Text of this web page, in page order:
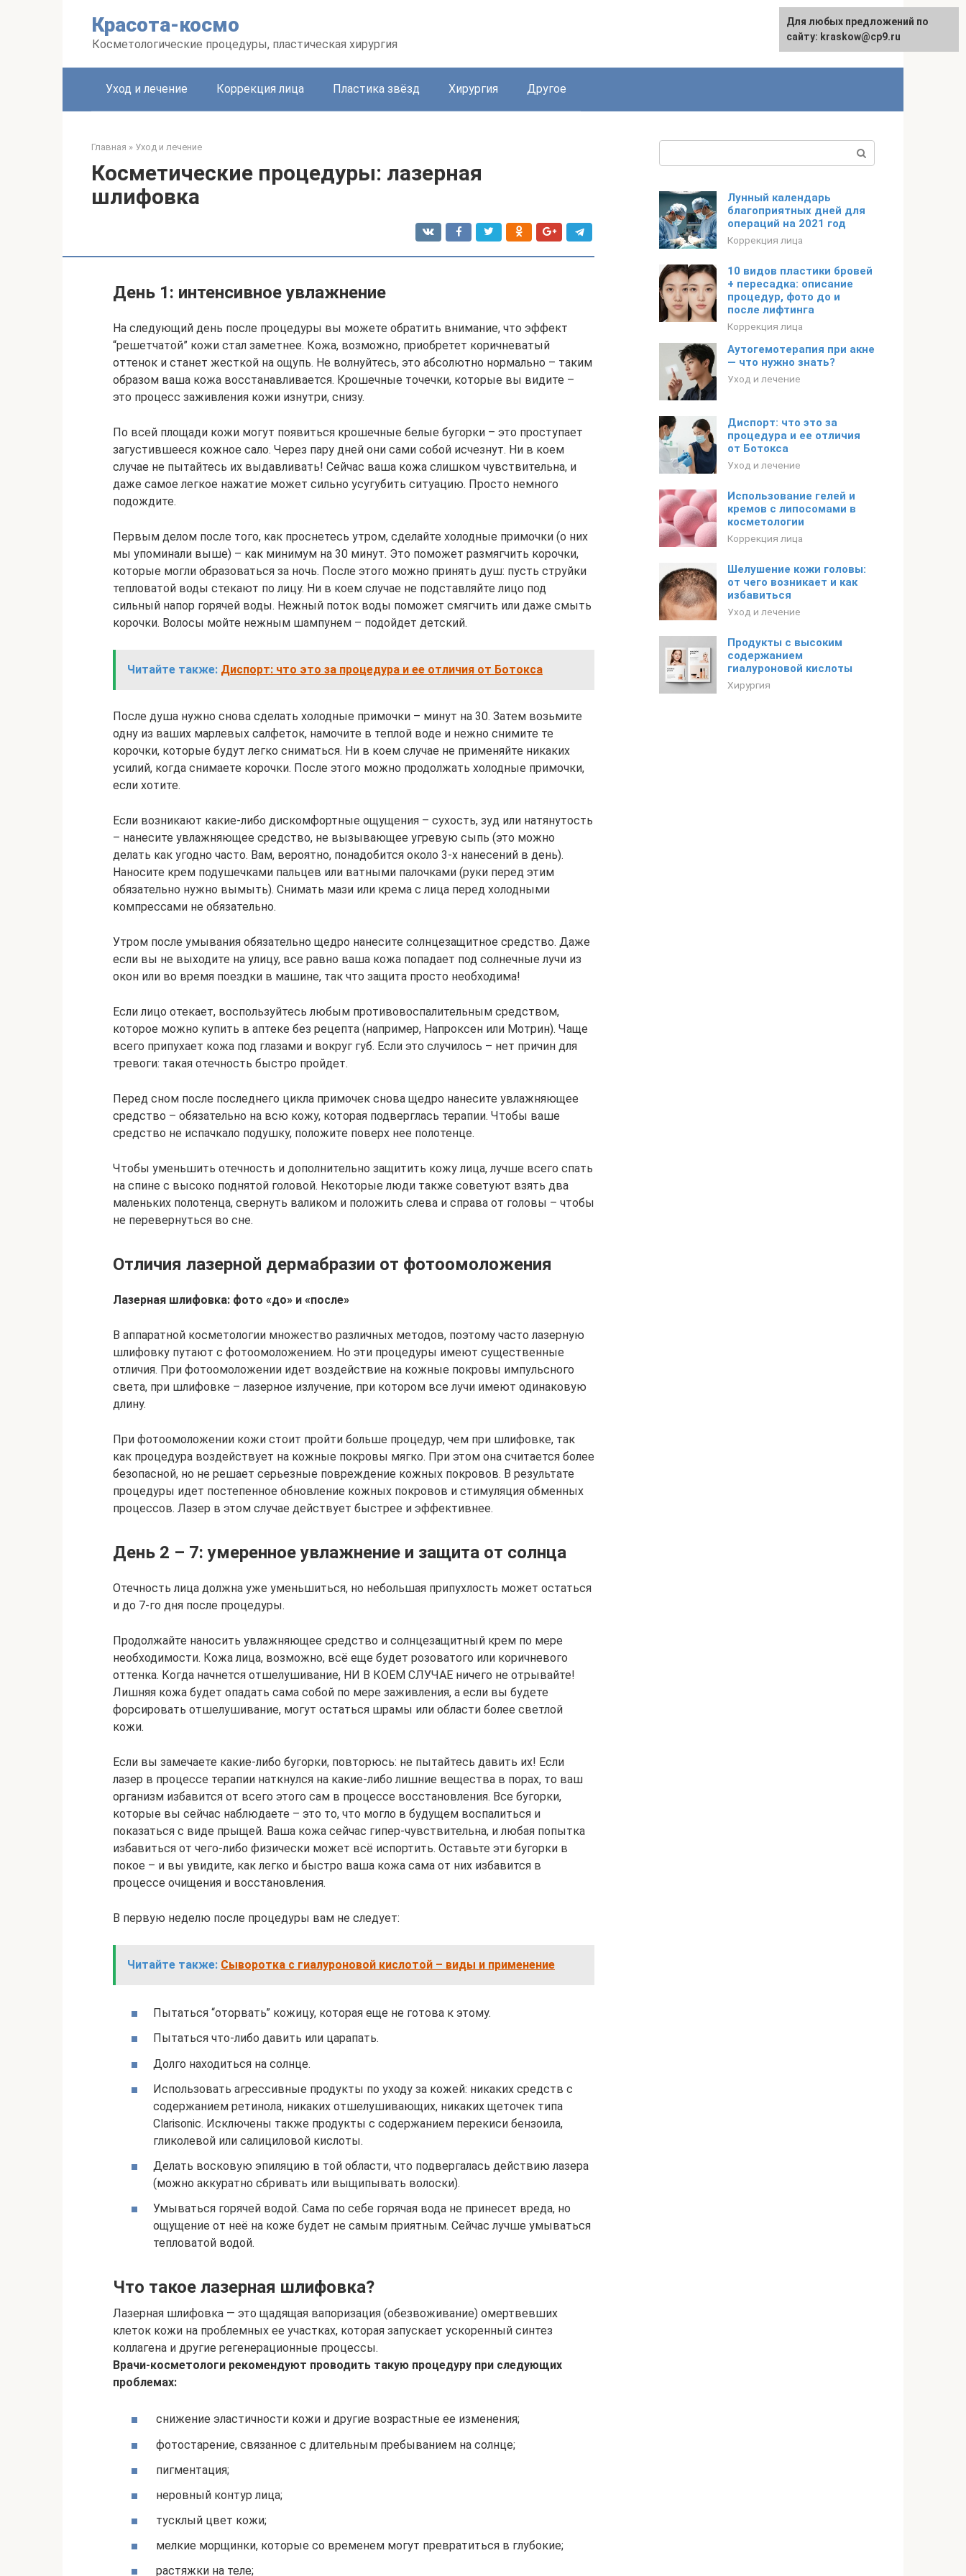
Красота-космо
Косметологические процедуры, пластическая хирургия
Уход и лечение Коррекция лица Пластика звёзд Хирургия Другое
Главная » Уход и лечение
Косметические процедуры: лазерная
шлифовка
День 1: интенсивное увлажнение
На следующий день после процедуры вы можете обратить внимание, что эффект
“решетчатой” кожи стал заметнее. Кожа, возможно, приобретет коричневатый
оттенок и станет жесткой на ощупь. Не волнуйтесь, это абсолютно нормально – таким
образом ваша кожа восстанавливается. Крошечные точечки, которые вы видите –
это процесс заживления кожи изнутри, снизу.
По всей площади кожи могут появиться крошечные белые бугорки – это проступает
загустившееся кожное сало. Через пару дней они сами собой исчезнут. Ни в коем
случае не пытайтесь их выдавливать! Сейчас ваша кожа слишком чувствительна, и
даже самое легкое нажатие может сильно усугубить ситуацию. Просто немного
подождите.
Первым делом после того, как проснетесь утром, сделайте холодные примочки (о них
мы упоминали выше) – как минимум на 30 минут. Это поможет размягчить корочки,
которые могли образоваться за ночь. После этого можно принять душ: пусть струйки
тепловатой воды стекают по лицу. Ни в коем случае не подставляйте лицо под
сильный напор горячей воды. Нежный поток воды поможет смягчить или даже смыть
корочки. Волосы мойте нежным шампунем – подойдет детский.
Читайте также: Диспорт: что это за процедура и ее отличия от Ботокса
После душа нужно снова сделать холодные примочки – минут на 30. Затем возьмите
одну из ваших марлевых салфеток, намочите в теплой воде и нежно снимите те
корочки, которые будут легко сниматься. Ни в коем случае не применяйте никаких
усилий, когда снимаете корочки. После этого можно продолжать холодные примочки,
если хотите.
Если возникают какие-либо дискомфортные ощущения – сухость, зуд или натянутость
– нанесите увлажняющее средство, не вызывающее угревую сыпь (это можно
делать как угодно часто. Вам, вероятно, понадобится около 3-х нанесений в день).
Наносите крем подушечками пальцев или ватными палочками (руки перед этим
обязательно нужно вымыть). Снимать мази или крема с лица перед холодными
компрессами не обязательно.
Утром после умывания обязательно щедро нанесите солнцезащитное средство. Даже
если вы не выходите на улицу, все равно ваша кожа попадает под солнечные лучи из
окон или во время поездки в машине, так что защита просто необходима!
Если лицо отекает, воспользуйтесь любым противовоспалительным средством,
которое можно купить в аптеке без рецепта (например, Напроксен или Мотрин). Чаще
всего припухает кожа под глазами и вокруг губ. Если это случилось – нет причин для
тревоги: такая отечность быстро пройдет.
Перед сном после последнего цикла примочек снова щедро нанесите увлажняющее
средство – обязательно на всю кожу, которая подверглась терапии. Чтобы ваше
средство не испачкало подушку, положите поверх нее полотенце.
Чтобы уменьшить отечность и дополнительно защитить кожу лица, лучше всего спать
на спине с высоко поднятой головой. Некоторые люди также советуют взять два
маленьких полотенца, свернуть валиком и положить слева и справа от головы – чтобы
не перевернуться во сне.
Отличия лазерной дермабразии от фотоомоложения
Лазерная шлифовка: фото «до» и «после»
В аппаратной косметологии множество различных методов, поэтому часто лазерную
шлифовку путают с фотоомоложением. Но эти процедуры имеют существенные
отличия. При фотоомоложении идет воздействие на кожные покровы импульсного
света, при шлифовке – лазерное излучение, при котором все лучи имеют одинаковую
длину.
При фотоомоложении кожи стоит пройти больше процедур, чем при шлифовке, так
как процедура воздействует на кожные покровы мягко. При этом она считается более
безопасной, но не решает серьезные повреждение кожных покровов. В результате
процедуры идет постепенное обновление кожных покровов и стимуляция обменных
процессов. Лазер в этом случае действует быстрее и эффективнее.
День 2 – 7: умеренное увлажнение и защита от солнца
Отечность лица должна уже уменьшиться, но небольшая припухлость может остаться
и до 7-го дня после процедуры.
Продолжайте наносить увлажняющее средство и солнцезащитный крем по мере
необходимости. Кожа лица, возможно, всё еще будет розоватого или коричневого
оттенка. Когда начнется отшелушивание, НИ В КОЕМ СЛУЧАЕ ничего не отрывайте!
Лишняя кожа будет опадать сама собой по мере заживления, а если вы будете
форсировать отшелушивание, могут остаться шрамы или области более светлой
кожи.
Если вы замечаете какие-либо бугорки, повторюсь: не пытайтесь давить их! Если
лазер в процессе терапии наткнулся на какие-либо лишние вещества в порах, то ваш
организм избавится от всего этого сам в процессе восстановления. Все бугорки,
которые вы сейчас наблюдаете – это то, что могло в будущем воспалиться и
показаться с виде прыщей. Ваша кожа сейчас гипер-чувствительна, и любая попытка
избавиться от чего-либо физически может всё испортить. Оставьте эти бугорки в
покое – и вы увидите, как легко и быстро ваша кожа сама от них избавится в
процессе очищения и восстановления.
В первую неделю после процедуры вам не следует:
Читайте также: Сыворотка с гиалуроновой кислотой – виды и применение
Пытаться “оторвать” кожицу, которая еще не готова к этому.
Пытаться что-либо давить или царапать.
Долго находиться на солнце.
Использовать агрессивные продукты по уходу за кожей: никаких средств с
содержанием ретинола, никаких отшелушивающих, никаких щеточек типа
Clarisonic. Исключены также продукты с содержанием перекиси бензоила,
гликолевой или салициловой кислоты.
Делать восковую эпиляцию в той области, что подвергалась действию лазера
(можно аккуратно сбривать или выщипывать волоски).
Умываться горячей водой. Сама по себе горячая вода не принесет вреда, но
ощущение от неё на коже будет не самым приятным. Сейчас лучше умываться
тепловатой водой.
Что такое лазерная шлифовка?
Лазерная шлифовка — это щадящая вапоризация (обезвоживание) омертвевших
клеток кожи на проблемных ее участках, которая запускает ускоренный синтез
коллагена и другие регенерационные процессы.
Врачи-косметологи рекомендуют проводить такую процедуру при следующих
проблемах:
снижение эластичности кожи и другие возрастные ее изменения;
фотостарение, связанное с длительным пребыванием на солнце;
пигментация;
неровный контур лица;
тусклый цвет кожи;
мелкие морщинки, которые со временем могут превратиться в глубокие;
растяжки на теле;
Лунный календарь
благоприятных дней для
операций на 2021 год
Коррекция лица
10 видов пластики бровей
+ пересадка: описание
процедур, фото до и
после лифтинга
Коррекция лица
Аутогемотерапия при акне
— что нужно знать?
Уход и лечение
Диспорт: что это за
процедура и ее отличия
от Ботокса
Уход и лечение
Использование гелей и
кремов с липосомами в
косметологии
Коррекция лица
Шелушение кожи головы:
от чего возникает и как
избавиться
Уход и лечение
Продукты с высоким
содержанием
гиалуроновой кислоты
Хирургия
Для любых предложений по
сайту: kraskow@cp9.ru